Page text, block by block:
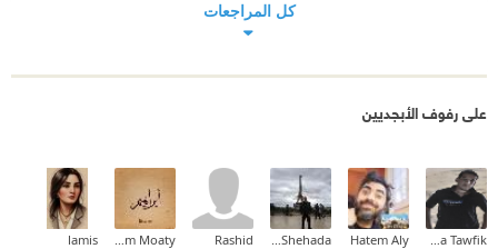
كل المراجعات
على رفوف الأبجديين
Hatem Aly
Rashid
lamis